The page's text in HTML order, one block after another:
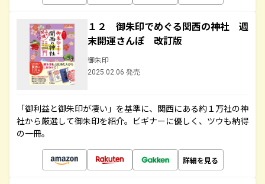
１２ 御朱印でめぐる関西の神社 週
末開運さんぽ 改訂版
御朱印
2025.02.06 発売
「御利益と御朱印が凄い」を基準に、関西にある約１万社の神
社から厳選して御朱印を紹介。ビギナーに優しく、ツウも納得
の一冊。
詳細を見る